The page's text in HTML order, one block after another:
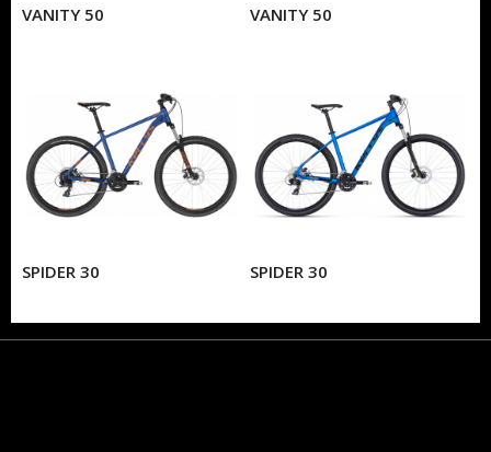
VANITY 50 VANITY 50
SPIDER 30 SPIDER 30